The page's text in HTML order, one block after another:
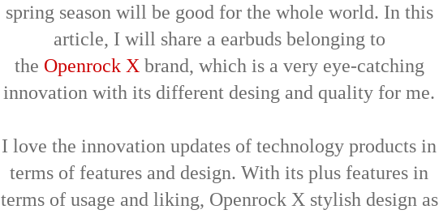
spring season will be good for the whole world. In this
article, I will share a earbuds belonging to
the Openrock X brand, which is a very eye-catching
innovation with its different desing and quality for me.
I love the innovation updates of technology products in
terms of features and design. With its plus features in
terms of usage and liking, Openrock X stylish design as